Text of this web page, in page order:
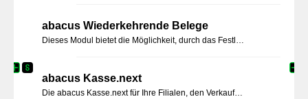
abacus Wiederkehrende Belege
Dieses Modul bietet die Möglichkeit, durch das Festlegen von Zeitintervallen in der Belegbearbeitung, das Erzeugen dieser Belege manuell oder automatisiert ablaufen zu lassen. Sie müssen nur einmalig die Informationen und das Intervall bestimmen.
abacus Kasse.next
Die abacus Kasse.next für Ihre Filialen, den Verkaufswagen oder den Messestand gewährleistet eine einfache, schnelle und komfortable Erfassung von Kassenbelegen.